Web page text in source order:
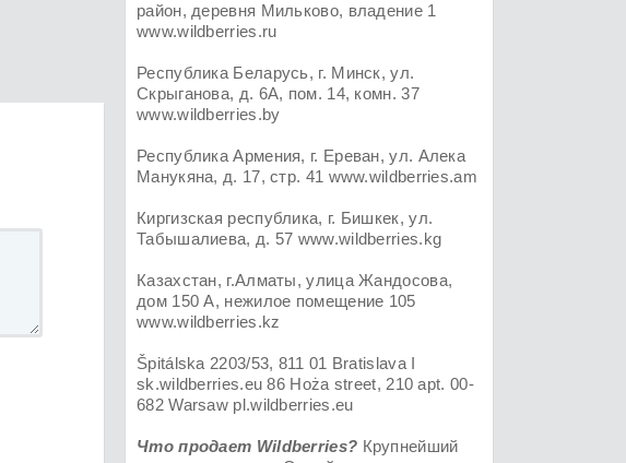
район, деревня Мильково, владение 1
www.wildberries.ru
Республика Беларусь, г. Минск, ул.
Скрыганова, д. 6А, пом. 14, комн. 37
www.wildberries.by
Республика Армения, г. Ереван, ул. Алека
Манукяна, д. 17, стр. 41 www.wildberries.am
Киргизская республика, г. Бишкек, ул.
Табышалиева, д. 57 www.wildberries.kg
Казахстан, г.Алматы, улица Жандосова,
дом 150 А, нежилое помещение 105
www.wildberries.kz
Špitálska 2203/53, 811 01 Bratislava I
sk.wildberries.eu 86 Hoża street, 210 apt. 00-
682 Warsaw pl.wildberries.eu
Что продает Wildberries? Крупнейший